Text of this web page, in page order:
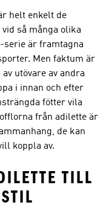
helt enkelt de
så många olika
är framtagna
Men faktum är
utövare av andra
i innan och efter
fötter vila
från adilette är
de kan
koppla av.
TILL